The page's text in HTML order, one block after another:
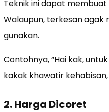
Teknik ini dapat
Walaupun, terkesan agak
gunakan.
Contohnya, “Hai kak,
kakak khawatir
2. Harga Dicoret